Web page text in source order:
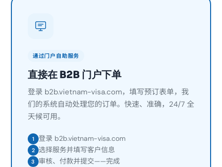
通过门户自助服务
直接在 B2B 门户下单
登录 b2b.vietnam-visa.com，填写预订表单，我
们的系统自动处理您的订单。快速、准确，24/7 全
天候可用。
1 登录 b2b.vietnam-visa.com
2 选择服务并填写客户信息
3 审核、付款并提交——完成